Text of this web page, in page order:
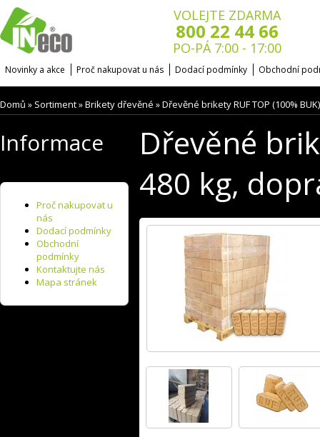
VOLEJTE ZDARMA
800 22 44 66
PO-PÁ 7:00 - 17:00
Novinky a akce Proč nakupovat u nás Dodací podmínky Obchodní
Domů » Sortiment»Brikety dřevěné »Dřevěné brikety RUF TOP (100%
Informace
Proč nakupovat u
nás
Dodací podmínky
Obchodní
podmínky
Kontaktujte nás
Mapa stránek
Dřevěné
480 kg,